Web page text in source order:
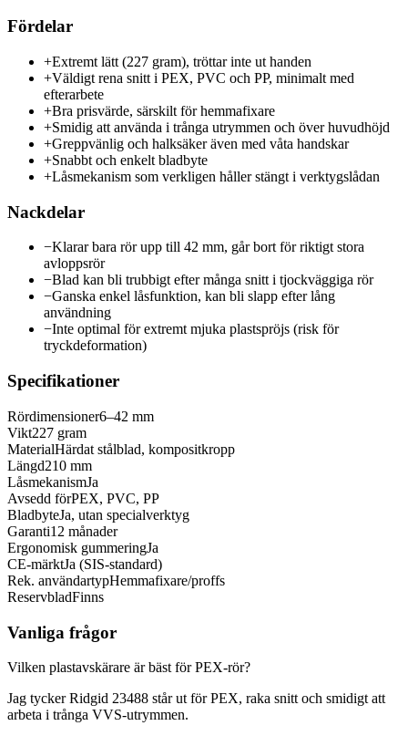
Fördelar
+Extremt lätt (227 gram), tröttar inte ut handen
+Väldigt rena snitt i PEX, PVC och PP, minimalt med
efterarbete
+Bra prisvärde, särskilt för hemmafixare
+Smidig att använda i trånga utrymmen och över huvudhöjd
+Greppvänlig och halksäker även med våta handskar
+Snabbt och enkelt bladbyte
+Låsmekanism som verkligen håller stängt i verktygslådan
Nackdelar
−Klarar bara rör upp till 42 mm, går bort för riktigt stora
avloppsrör
−Blad kan bli trubbigt efter många snitt i tjockväggiga rör
−Ganska enkel låsfunktion, kan bli slapp efter lång
användning
−Inte optimal för extremt mjuka plastspröjs (risk för
tryckdeformation)
Specifikationer
Rördimensioner6–42 mm
Vikt227 gram
MaterialHärdat stålblad, kompositkropp
Längd210 mm
LåsmekanismJa
Avsedd förPEX, PVC, PP
BladbyteJa, utan specialverktyg
Garanti12 månader
Ergonomisk gummeringJa
CE-märktJa (SIS-standard)
Rek. användartypHemmafixare/proffs
ReservbladFinns
Vanliga frågor
Vilken plastavskärare är bäst för PEX-rör?
Jag tycker Ridgid 23488 står ut för PEX, raka snitt och smidigt att
arbeta i trånga VVS-utrymmen.